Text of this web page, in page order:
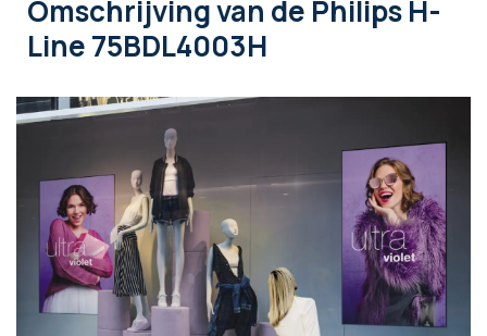
Omschrijvingvan de Philips H-
Line 75BDL4003H